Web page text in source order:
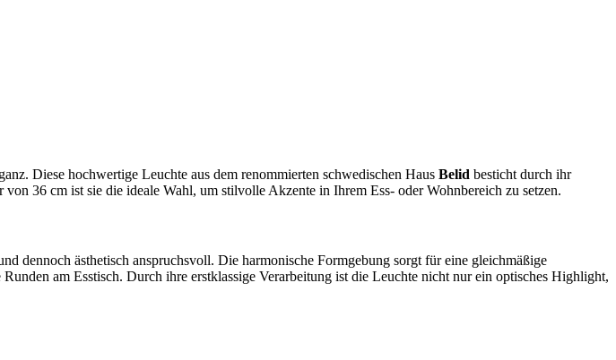
Diese hochwertige Leuchte aus dem renommierten schwedischen Haus Belid besticht durch ihr
36 cm ist sie die ideale Wahl, um stilvolle Akzente in Ihrem Ess- oder Wohnbereich zu setzen.
dennoch ästhetisch anspruchsvoll. Die harmonische Formgebung sorgt für eine gleichmäßige
am Esstisch. Durch ihre erstklassige Verarbeitung ist die Leuchte nicht nur ein optisches Highlight,